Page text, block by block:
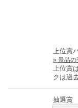
上位賞
景品の
上位賞
クは過
抽選賞